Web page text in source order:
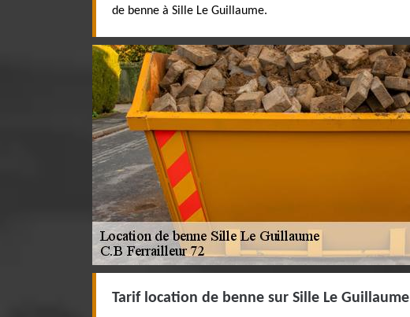
de benne à Sille Le Guillaume.
Tarif location de benne sur Sille Le Guillaume